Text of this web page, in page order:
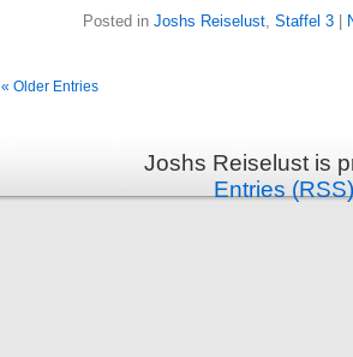
Posted in Joshs Reiselust, Staffel 3
« Older Entries
Joshs Reiselust is
Entries (RSS)